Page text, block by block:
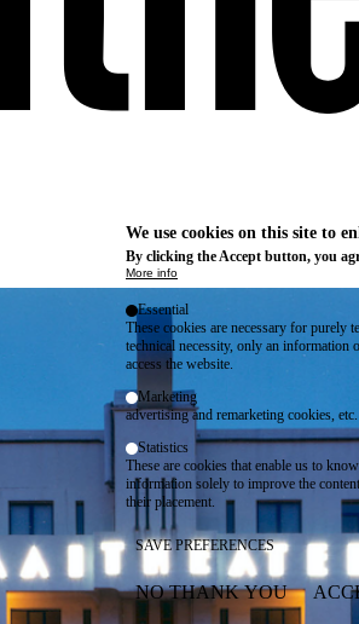
We use cookies on this site to
By clicking the Accept button, you
More info
Essential
These cookies are necessary for purely
technical necessity, only an information
access the website.
Marketing
advertising and remarketing cookies, etc.
Statistics
These are cookies that enable us to
information solely to improve the
their placement.
SAVE PREFERENCES
NO THANK YOU
WITHDRAW CONSENT